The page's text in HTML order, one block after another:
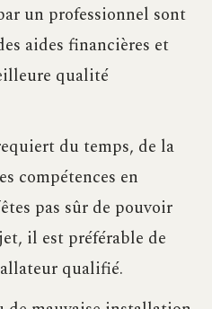
un professionnel sont
aides financières et
qualité
du temps, de la
compétences en
pas sûr de pouvoir
il est préférable de
qualifié.